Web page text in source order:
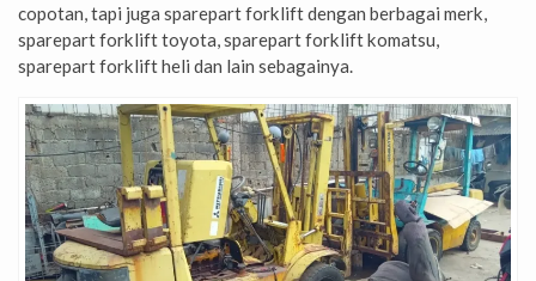
copotan, tapi juga sparepart forklift dengan berbagai merk,
sparepart forklift toyota, sparepart forklift komatsu,
sparepart forklift heli dan lain sebagainya.